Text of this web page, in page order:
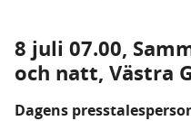
8 juli 07.00,
och natt, Västra
Dagens